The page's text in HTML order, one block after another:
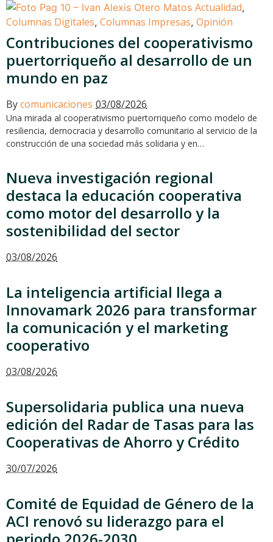
Actualidad,
Columnas Digitales, Columnas Impresas, Opinión
Contribuciones del cooperativismo
puertorriqueño al desarrollo de un
mundo en paz
Bycomunicaciones 03/08/2026
Una mirada al cooperativismo puertorriqueño como modelo de
resiliencia, democracia y desarrollo comunitario al servicio de la
construcción de una sociedad más solidaria y en…
Nueva investigación regional
destaca la educación cooperativa
como motor del desarrollo y la
sostenibilidad del sector
03/08/2026
La inteligencia artificial llega a
Innovamark 2026 para transformar
la comunicación y el marketing
cooperativo
03/08/2026
Supersolidaria publica una nueva
edición del Radar de Tasas para las
Cooperativas de Ahorro y Crédito
30/07/2026
Comité de Equidad de Género de la
ACI renovó su liderazgo para el